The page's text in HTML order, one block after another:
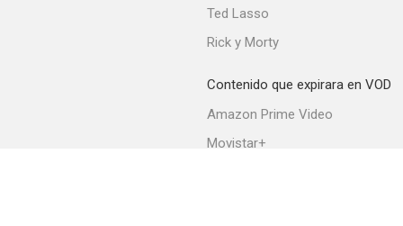
Ted Lasso
Rick y Morty
Contenido que expirara en VOD
Amazon Prime Video
Movistar+